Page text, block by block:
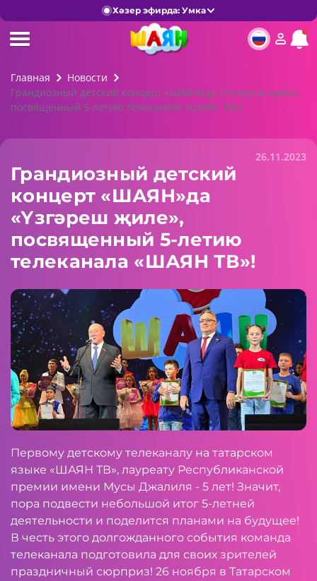
Хәзер эфирда: Умка
Главная
Новости
Грандиозный детский концерт «ШАЯН»да «Үзгәреш җиле»,
посвященный 5-летию телеканала «ШАЯН ТВ»!
26.11.2023
Грандиозный детский
концерт «ШАЯН»да
«Үзгәреш җиле»,
посвященный 5-летию
телеканала «ШАЯН ТВ»!
Первому детскому телеканалу на татарском
языке «ШАЯН ТВ», лауреату Республиканской
премии имени Мусы Джалиля - 5 лет! Значит,
пора подвести небольшой итог 5-летней
деятельности и поделится планами на будущее!
В честь этого долгожданного события команда
телеканала подготовила для своих зрителей
праздничный сюрприз! 26 ноября в Татарском